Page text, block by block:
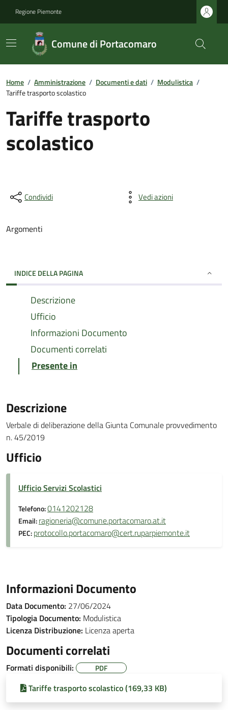
Regione Piemonte
Comune di Portacomaro
Home / Amministrazione / Documenti e dati / Modulistica /
Tariffe trasporto scolastico
Tariffe trasporto
scolastico
Condividi Vedi azioni
Argomenti
INDICE DELLA PAGINA
Descrizione
Ufficio
Informazioni Documento
Documenti correlati
Presente in
Descrizione
Verbale di deliberazione della Giunta Comunale provvedimento
n. 45/2019
Ufficio
Ufficio Servizi Scolastici
Telefono:0141202128
Email:ragioneria@comune.portacomaro.at.it
PEC:protocollo.portacomaro@cert.ruparpiemonte.it
Informazioni Documento
Data Documento: 27/06/2024
Tipologia Documento: Modulistica
Licenza Distribuzione: Licenza aperta
Documenti correlati
Formati disponibili: PDF
Tariffe trasporto scolastico (169,33 KB)